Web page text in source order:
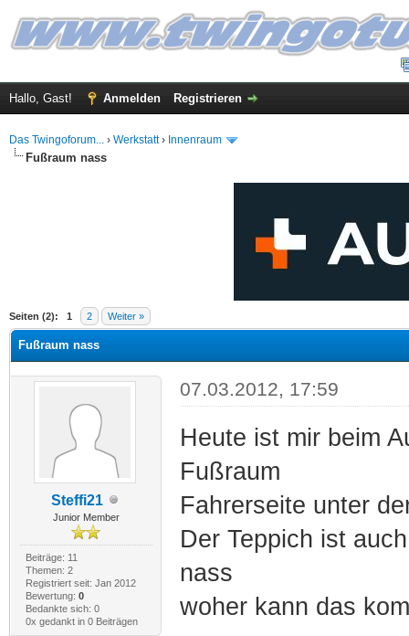
Hallo, Gast! Anmelden Registrieren
Das Twingoforum... › Werkstatt› Innenraum
Fußraum nass
Seiten (2): 1 2 Weiter »
Durchschnitt
Fußraum nass
Steffi21
Junior Member
Beiträge: 11
Themen: 2
Registriert seit: Jan 2012
Bewertung: 0
Bedankte sich: 0
0x gedankt in 0 Beiträgen
07.03.2012, 17:59
Heute ist mir beim
Fußraum
Fahrerseite unter
Der Teppich ist
nass
woher kann das